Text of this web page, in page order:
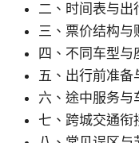
二、时间表与出
三、票价结构与
四、不同车型与
五、出行前准备
六、途中服务与
七、跨城交通衔